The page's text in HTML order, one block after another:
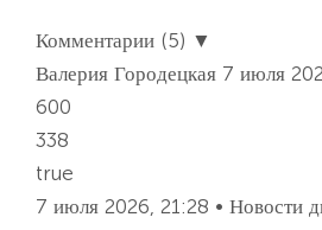
Комментарии (5) ▼
Валерия Городецкая 7 июля
600
338
true
7 июля 2026, 21:28 • Новости